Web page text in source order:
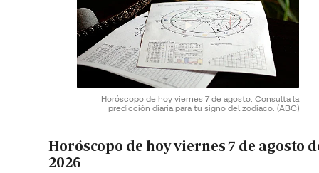
Horóscopo de hoy viernes 7 de agosto. Consulta la
predicción diaria para tu signo del zodiaco. (ABC)
Horóscopo de hoy viernes 7 de agosto
2026